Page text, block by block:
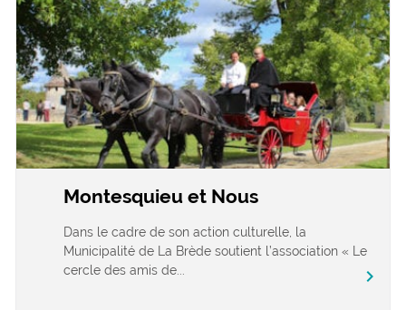
Montesquieu et Nous
Dans le cadre de son action culturelle, la
Municipalité de La Brède soutient l’association « Le
cercle des amis de...
chevron_right